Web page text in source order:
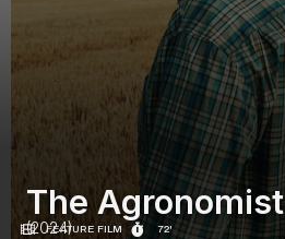
FEATURE FILM 72'
The Agronomist
(2024)